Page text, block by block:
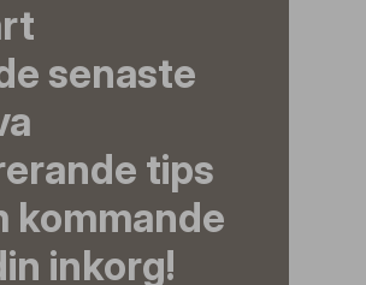
senaste
tips
kommande
inkorg!